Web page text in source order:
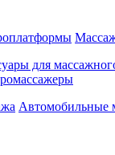
для
Автомобильные